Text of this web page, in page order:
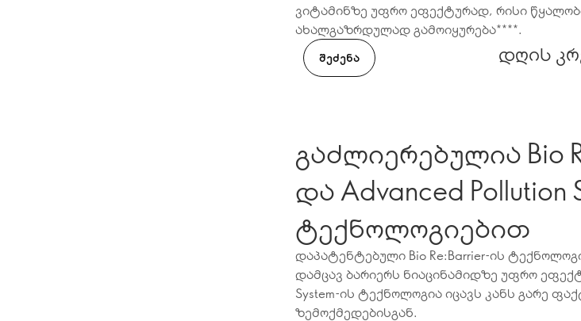
ვიტამინზე უფრო ეფექტურად, რისი
ახალგაზრდულად გამოიყურება****.
ᲨᲔᲫᲔᲜᲐ
დღის
გაძლიერებულია Bio
და Advanced Pollution
ტექნოლოგიებით
დაპატენტებული Bio Re:Barrier-ის
დამცავ ბარიერს ნიაცინამიდზე უფრო
System-ის ტექნოლოგია იცავს კანს გარე
ზემოქმედებისგან.